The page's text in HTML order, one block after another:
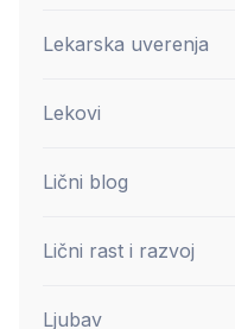
Lekarska uverenja
Lekovi
Lični blog
Lični rast i razvoj
Ljubav